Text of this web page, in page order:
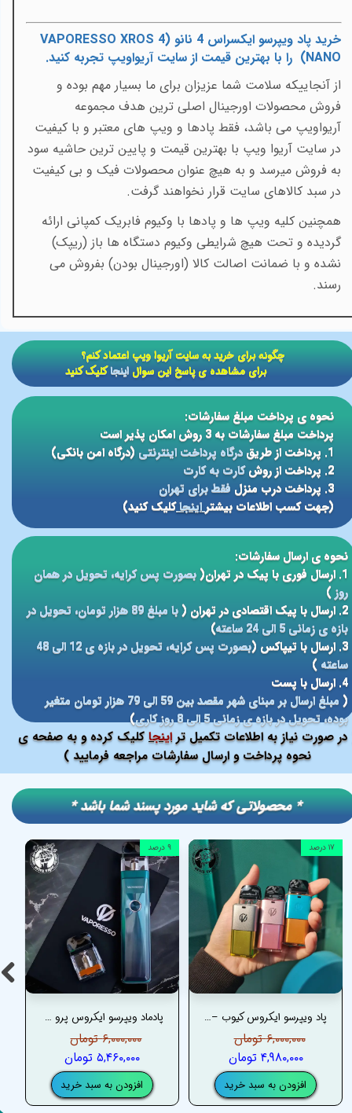
خرید پاد ویپرسو ایکسراس 4 نانو (
VAPORESSO XROS 4
NANO
) را با بهترین قیمت از سایت آریواویپ تجربه کنید.
از آنجاییکه سلامت شما عزیزان برای ما بسیار مهم بوده و
فروش محصولات اورجینال اصلی ترین هدف مجموعه
آریواویپ می باشد، فقط پادها و ویپ های معتبر و با کیفیت
در سایت آریوا ویپ با بهترین قیمت و پایین ترین حاشیه سود
به فروش میرسد و به هیچ عنوان محصولات فیک و بی کیفیت
در سبد کالاهای سایت قرار نخواهند گرفت.
همچنین کلیه ویپ ها و پادها با وکیوم فابریک کمپانی ارائه
گردیده و تحت هیچ شرایطی وکیوم دستگاه ها باز (ریپک)
نشده و با ضمانت اصالت کالا (اورجینال بودن) بفروش می
رسند.
صورت نیاز به اطلاعات تکمیل تراینجا کلیک کرده و به صفحه ی
نحوه پرداخت و ارسال سفارشات مراجعه فرمایید )
نحوه ی پرداخت مبلغ سفارشات:
پرداخت مبلغ سفارشات به 3 روش امکان پذیر است
1. پرداخت از طریق
درگاه پرداخت اینترنتی(درگاه امن بانکی)
2. پرداخت از روش
کارت به کارت
3. پرداخت درب منزل
فقط برای تهران
(جهت کسب اطلاعات بیشتراینجاکلیک کنید)
نحوه ی ارسال سفارشات:
1. ارسال فوری با پیک در تهران(
بصورت پس کرایه، تحویل در همان
روز)
2. ارسال با پیک اقتصادی در تهران (
با مبلغ 89 هزار تومان، تحویل در
بازه ی زمانی 5 الی 24 ساعته
)
3. ارسال با تیپاکس (
بصورت پس کرایه، تحویل در بازه ی 12 الی 48
ساعته )
4. ارسال با پست
(
مبلغ ارسال بر مبنای شهر مقصد بین 59 الی 79 هزار تومان متغیر
بوده، تحویل در بازه ی زمانی 5 الی 8 روز کاری
)
​​چگونه برای خرید به سایت آریوا ویپ اعتماد کنم؟
برای مشاهده ی پاسخ این سوالاینجاکلیک کنید
پادماد ویپرسو ایکروس پرو – VAPORESSO XROS PRO PODMOD
۶,۰۰۰,۰۰۰ تومان
۵,۴۶۰,۰۰۰ تومان
افزودن به سبد خرید
۹ درصد
پاد ویپرسو ایکروس کیوب – VAPORESSO XROS CUBE POD
۶,۰۰۰,۰۰۰ تومان
۴,۹۸۰,۰۰۰ تومان
افزودن به سبد خرید
۱۷ درصد
​​* محصولاتی که شاید مورد پسند شما باشد *